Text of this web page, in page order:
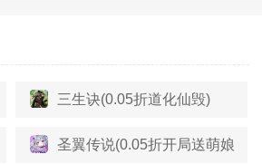
三生诀(0.05折道化仙毁)
圣翼传说(0.05折开局送萌娘)